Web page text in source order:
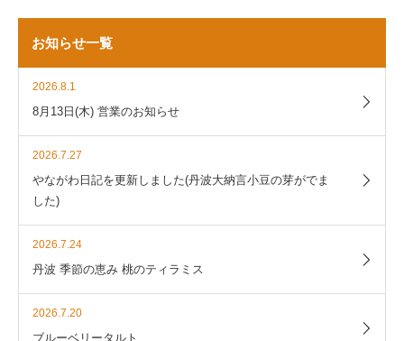
お知らせ一覧
2026.8.1
8月13日(木) 営業のお知らせ
2026.7.27
やながわ日記を更新しました(丹波大納言小豆の芽がでま
した)
2026.7.24
丹波 季節の恵み 桃のティラミス
2026.7.20
ブルーベリータルト